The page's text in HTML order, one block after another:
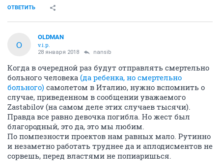
ОТВЕТИТЬ
O
OLDMAN
v.i.p.
28 января 2018 nansib
Когда в очередной раз будут отправлять смертельно
больного человека (да ребенка, но смертельно
больного) самолетом в Италию, нужно вспомнить о
случае, приведенном в сообщении уважаемого
Zastabilov (на самом деле этих случаев тысячи).
Правда все равно девочка погибла. Но жест был
благородный, это да, это мы любим.
По помпезности проектов нам равных мало. Рутинно
и незаметно работать труднее да и аплодисментов не
сорвешь, перед властями не попиаришься.